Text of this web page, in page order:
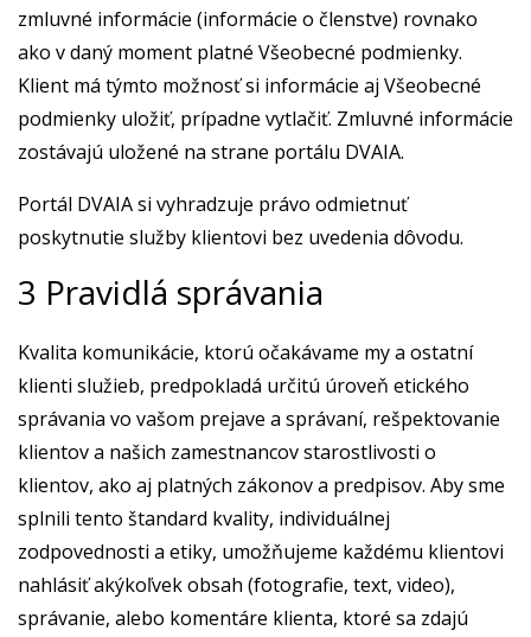
zmluvné informácie (informácie o členstve) rovnako
ako v daný moment platné Všeobecné podmienky.
Klient má týmto možnosť si informácie aj Všeobecné
podmienky uložiť, prípadne vytlačiť. Zmluvné informácie
zostávajú uložené na strane portálu DVAIA.
Portál DVAIA si vyhradzuje právo odmietnuť
poskytnutie služby klientovi bez uvedenia dôvodu.
3 Pravidlá správania
Kvalita komunikácie, ktorú očakávame my a ostatní
klienti služieb, predpokladá určitú úroveň etického
správania vo vašom prejave a správaní, rešpektovanie
klientov a našich zamestnancov starostlivosti o
klientov, ako aj platných zákonov a predpisov. Aby sme
splnili tento štandard kvality, individuálnej
zodpovednosti a etiky, umožňujeme každému klientovi
nahlásiť akýkoľvek obsah (fotografie, text, video),
správanie, alebo komentáre klienta, ktoré sa zdajú